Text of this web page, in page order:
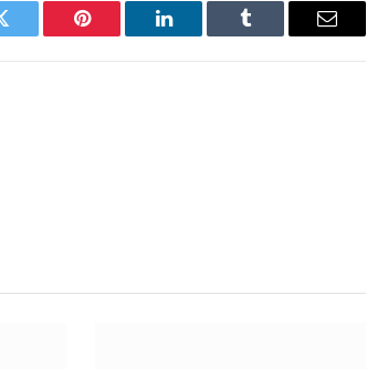
Pinterest LinkedIn Tumblr Email